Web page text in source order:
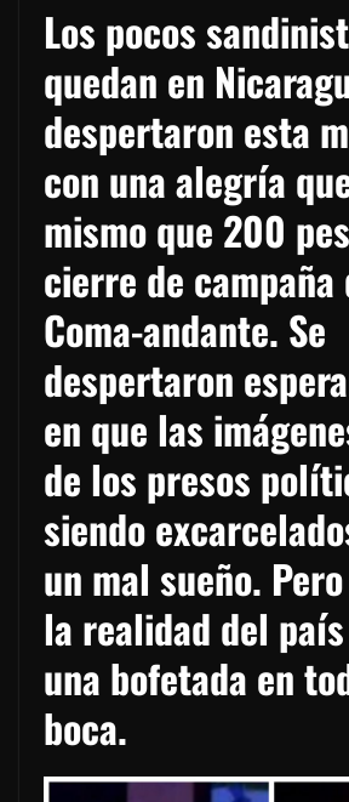
Los pocos
quedan en
despertaron esta
con una alegría
mismo que 200
cierre de campaña
Coma-andante. Se
despertaron
en que las
de los presos
siendo
un mal sueño.
la realidad del
una bofetada en
boca.